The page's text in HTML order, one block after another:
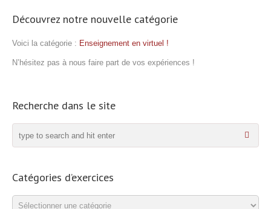
Découvrez notre nouvelle catégorie
Voici la catégorie : Enseignement en virtuel !
N’hésitez pas à nous faire part de vos expériences !
Recherche dans le site
Catégories d’exercices
Catégories